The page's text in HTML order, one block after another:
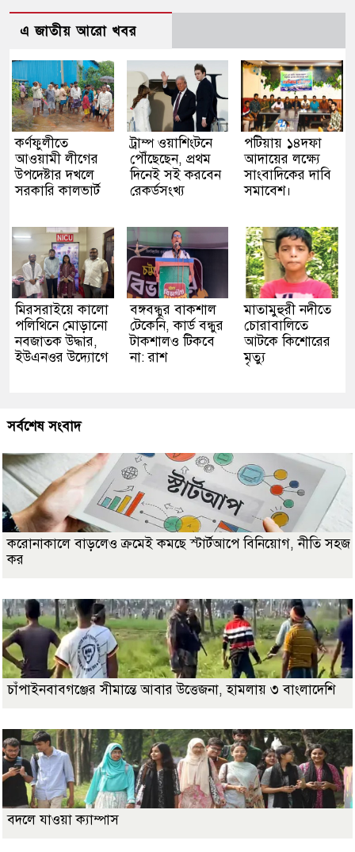
এ জাতীয় আরো খবর
কর্ণফুলীতে
আওয়ামী লীগের
উপদেষ্টার দখলে
সরকারি কালভার্ট
ট্রাম্প ওয়াশিংটনে
পৌঁছেছেন, প্রথম
দিনেই সই করবেন
রেকর্ডসংখ্য
পটিয়ায় ১৪দফা
আদায়ের লক্ষ্যে
সাংবাদিকের দাবি
সমাবেশ।
মিরসরাইয়ে কালো
পলিথিনে মোড়ানো
নবজাতক উদ্ধার,
ইউএনওর উদ্যোগে
বঙ্গবন্ধুর বাকশাল
টেকেনি, কার্ড বন্ধুর
টাকশালও টিকবে
না: রাশ
মাতামুহুরী নদীতে
চোরাবালিতে
আটকে কিশোরের
মৃত্যু
সর্বশেষ সংবাদ
করোনাকালে বাড়লেও ক্রমেই কমছে স্টার্টআপে বিনিয়োগ, নীতি সহজ
কর
চাঁপাইনবাবগঞ্জের সীমান্তে আবার উত্তেজনা, হামলায় ৩ বাংলাদেশি
বদলে যাওয়া ক্যাম্পাস